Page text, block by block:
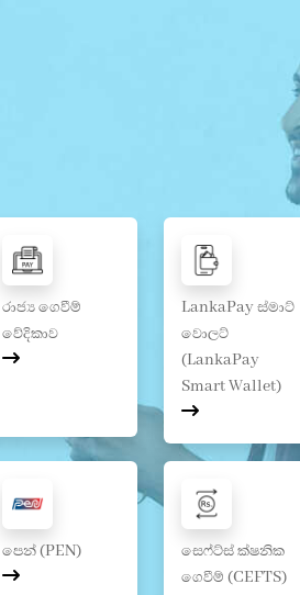
රාජ්‍ය ගෙවීම්
වේදිකාව
LankaPay ස්මාට්
වොලට්
(LankaPay
Smart Wallet)
පෙන් (PEN)
සෙෆ්ට්ස් ක්ෂනික
ගෙවීම් (CEFTS)